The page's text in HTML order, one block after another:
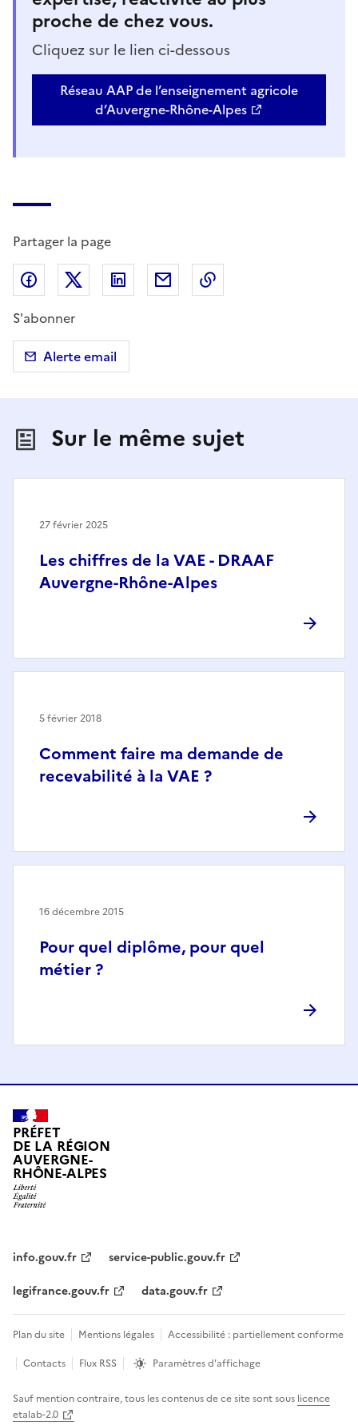
proche de chez vous.
Cliquez sur le lien ci-dessous
Réseau AAP de l’enseignement agricole
d’Auvergne-Rhône-Alpes
Partager la page
Partager sur Facebook
Partager sur X (anciennement Twitter)
Partager sur LinkedIn
Partager par email
S'abonner
Alerte email
Sur le même sujet
Les chiffres de la VAE - DRAAF
Auvergne-Rhône-Alpes
27 février 2025
Comment faire ma demande de
recevabilité à la VAE ?
5 février 2018
Pour quel diplôme, pour quel
métier ?
16 décembre 2015
PRÉFET
DE LA RÉGION
AUVERGNE-
RHÔNE-ALPES
info.gouv.fr
service-public.gouv.fr
legifrance.gouv.fr
data.gouv.fr
Plan du site Mentions légales
Accessibilité : partiellement conforme
Contacts
Flux RSS Paramètres d'affichage
Sauf mention contraire, tous les contenus de ce site sont sous licence
etalab-2.0